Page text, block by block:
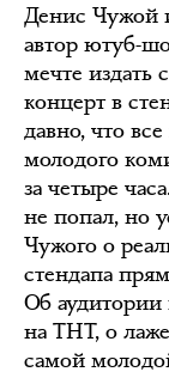
Денис Чужой
автор ютуб-
мечте издать
концерт в
давно, что
молодого
за четыре
не попал, но
Чужого о
стендапа
Об
на ТНТ, о
самой